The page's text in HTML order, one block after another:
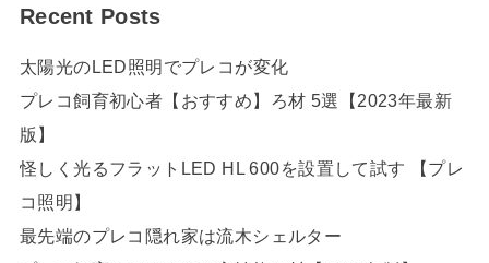
Recent Posts
太陽光のLED照明でプレコが変化
プレコ飼育初心者【おすすめ】ろ材 5選【2023年最新
版】
怪しく光るフラットLED HL 600を設置して試す 【プレ
コ照明】
最先端のプレコ隠れ家は流木シェルター